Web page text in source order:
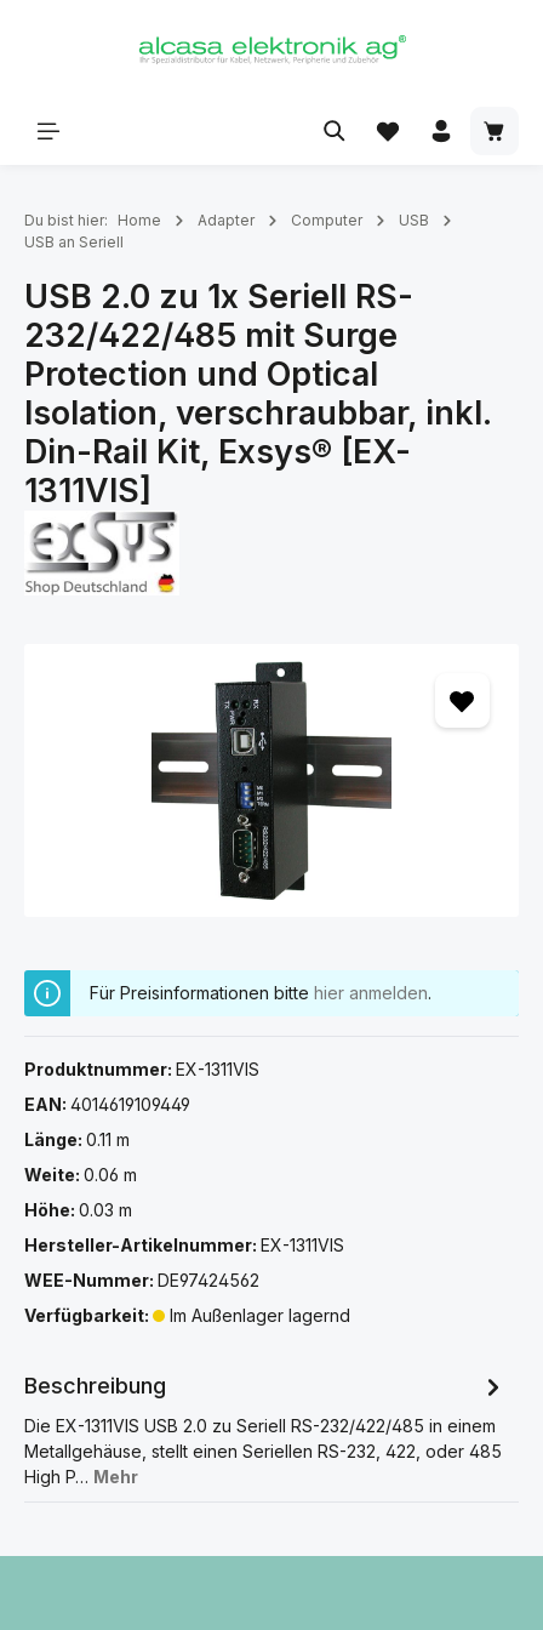
Du bist hier: Home Adapter Computer
USB
USB an Seriell
USB 2.0 zu 1x Seriell RS-
232/422/485 mit Surge
Protection und Optical
Isolation, verschraubbar, inkl.
Din-Rail Kit, Exsys® [EX-
1311VIS]
Für Preisinformationen bitte hier anmelden.
Produktnummer: EX-1311VIS
EAN: 4014619109449
Länge: 0.11 m
Weite: 0.06 m
Höhe: 0.03 m
Hersteller-Artikelnummer: EX-1311VIS
WEE-Nummer: DE97424562
Verfügbarkeit:
Im Außenlager lagernd
Beschreibung
Die EX-1311VIS USB 2.0 zu Seriell RS-232/422/485 in einem
Metallgehäuse, stellt einen Seriellen RS-232, 422, oder 485
High P… Mehr